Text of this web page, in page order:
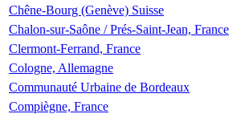
Chêne-Bourg (Genève) Suisse
Chalon-sur-Saône / Prés-Saint-Jean, France
Clermont-Ferrand, France
Cologne, Allemagne
Communauté Urbaine de Bordeaux
Compiègne, France